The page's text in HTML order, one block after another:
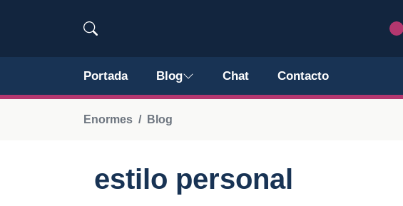
Portada Blog Chat Contacto
Enormes Blog
estilo personal